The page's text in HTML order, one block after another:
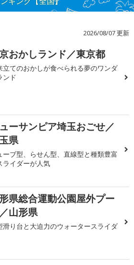
2026/08/07 更新
おかしランド／東京都
立てのおかしが食べられる夢のワンダ
ンド
ーサンピア埼玉おごせ／
県
ーブ型、らせん型、直線型と種類豊富
ライダーが人気
県総合運動公園屋外プー
山形県
滑り台と大迫力のウォータースライダ